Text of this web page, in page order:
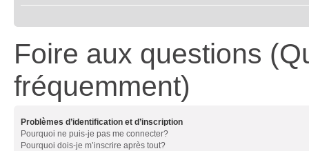
Foire aux questions
fréquemment)
Problèmes d’identification et d’inscription
Pourquoi ne puis-je pas me connecter?
Pourquoi dois-je m’inscrire après tout?